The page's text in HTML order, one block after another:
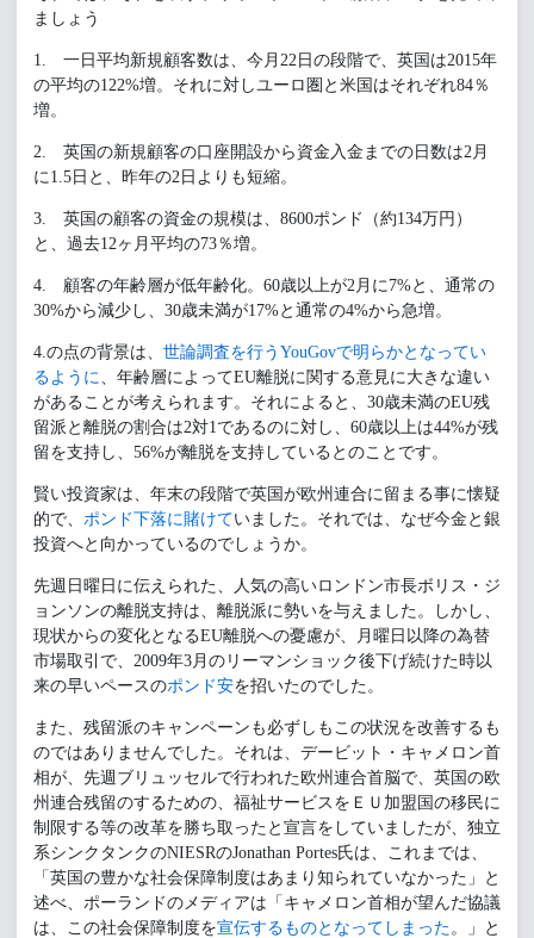
ましょう
1. 一日平均新規顧客数は、今月22日の段階で、英国は2015年
の平均の122%増。それに対しユーロ圏と米国はそれぞれ84％
増。
2. 英国の新規顧客の口座開設から資金入金までの日数は2月
に1.5日と、昨年の2日よりも短縮。
3. 英国の顧客の資金の規模は、8600ポンド（約134万円）
と、過去12ヶ月平均の73％増。
4. 顧客の年齢層が低年齢化。60歳以上が2月に7%と、通常の
30%から減少し、30歳未満が17%と通常の4%から急増。
4.の点の背景は、 世論調査を行うYouGovで明らかとなってい
るように、年齢層によってEU離脱に関する意見に大きな違い
があることが考えられます。それによると、30歳未満のEU残
留派と離脱の割合は2対1であるのに対し、60歳以上は44%が残
留を支持し、56%が離脱を支持しているとのことです。
賢い投資家は、年末の段階で英国が欧州連合に留まる事に懐疑
的で、 ポンド下落に賭けていました。それでは、なぜ今金と銀
投資へと向かっているのでしょうか。
先週日曜日に伝えられた、人気の高いロンドン市長ボリス・ジ
ョンソンの離脱支持は、離脱派に勢いを与えました。しかし、
現状からの変化となるEU離脱への憂慮が、月曜日以降の為替
市場取引で、2009年3月のリーマンショック後下げ続けた時以
来の早いペースのポンド安を招いたのでした。
また、残留派のキャンペーンも必ずしもこの状況を改善するも
のではありませんでした。それは、デービット・キャメロン首
相が、先週ブリュッセルで行われた欧州連合首脳で、英国の欧
州連合残留のするための、福祉サービスをＥＵ加盟国の移民に
制限する等の改革を勝ち取ったと宣言をしていましたが、独立
系シンクタンクのNIESRのJonathan Portes氏は、これまでは、
「英国の豊かな社会保障制度はあまり知られていなかった」と
述べ、ポーランドのメディアは「キャメロン首相が望んだ協議
は、この社会保障制度を宣伝するものとなってしまった。」と